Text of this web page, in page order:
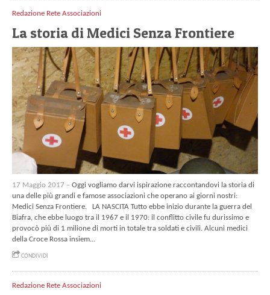
Redazione Rete Associazioni
La storia di Medici Senza Frontiere
17 Maggio 2017 – Oggi vogliamo darvi ispirazione raccontandovi la storia di
una delle più grandi e famose associazioni che operano ai giorni nostri:
Medici Senza Frontiere. LA NASCITA Tutto ebbe inizio durante la guerra del
Biafra, che ebbe luogo tra il 1967 e il 1970: il conflitto civile fu durissimo e
provocò più di 1 milione di morti in totale tra soldati e civili. Alcuni medici
della Croce Rossa insiem...
CONDIVIDI
Redazione Rete Associazioni